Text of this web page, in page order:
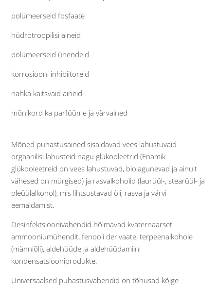
polümeerseid fosfaate
hüdrotroopilisi aineid
polümeerseid ühendeid
korrosiooni inhibiitoreid
nahka kaitsvaid aineid
mõnikord ka parfüüme ja värvained
Mõned puhastusained sisaldavad vees lahustuvaid
orgaanilisi lahusteid nagu glükooleetrid (Enamik
glükooleetreid on vees lahustuvad, biolagunevad ja ainult
vähesed on mürgised) ja rasvalkoholid (laurüül-, stearüül- ja
oleüülalkohol), mis lihtsustavad õli, rasva ja värvi
eemaldamist.
Desinfektsioonivahendid hõlmavad kvaternaarset
ammooniumühendit, fenooli derivaate, terpeenalkohole
(männiõli), aldehüüde ja aldehüüdamiini
kondensatsiooniprodukte.
Universaalsed puhastusvahendid on tõhusad kõige